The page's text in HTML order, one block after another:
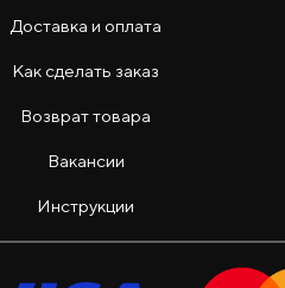
Доставка и оплата
Как сделать заказ
Возврат товара
Вакансии
Инструкции